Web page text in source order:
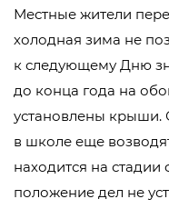
Местные жители
холодная зима не
к следующему Дню
до конца года на
установлены крыши.
в школе еще
находится на
положение дел не